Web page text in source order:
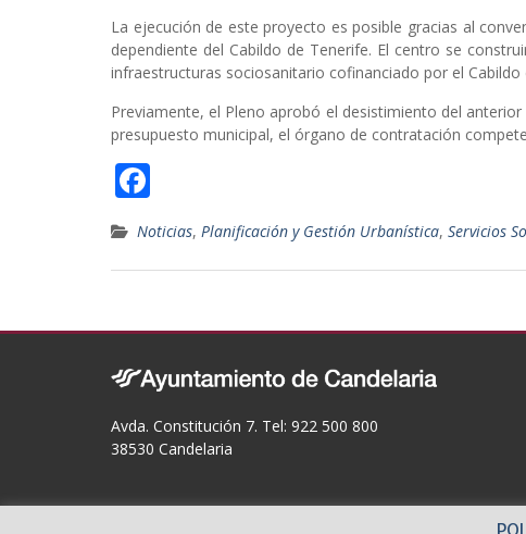
La ejecución de este proyecto es posible gracias al
dependiente del Cabildo de Tenerife. El centro se
infraestructuras sociosanitario cofinanciado por el Cabildo
Previamente, el Pleno aprobó el desistimiento del
presupuesto municipal, el órgano de contratación
ac
e
b
o
k
Noticias, Planificación y Gestión Urbanística, Servicios
Avda. Constitución 7. Tel: 922 500 800
38530 Candelaria